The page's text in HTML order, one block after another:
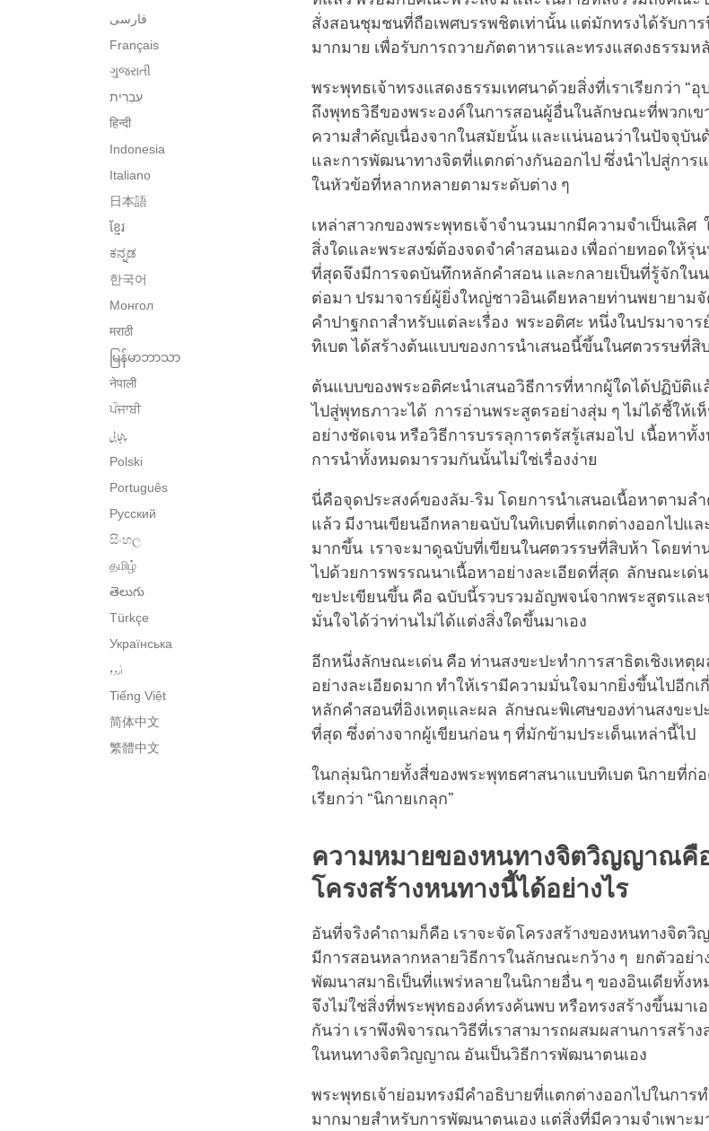
فارسی
Français
ગુજરાતી
हिन्दी
Indonesia
Italiano
日本語
ខ្មែរ
ಕನ್ನಡ
한국어
Монгол
मराठी
မြန်မာဘာသာ
नेपाली
ਪੰਜਾਬੀ
پنجابی
Polski
Português
Русский
සිංහල
தமிழ்
తెలుగు
Türkçe
Українська
اُردو
Tiếng Việt
简体中文
繁體中文
สั่งสอนชุมชนที่ถือเพศบรรพชิตเท่านั้น แต่มักทรงได้รับกา
มากมาย เพื่อรับการถวายภัตตาหารและทรงแสดงธรรมห
พระพุทธเจ้าทรงแสดงธรรมเทศนาด้วยสิ่งที่เราเรียกว่า “
ถึงพุทธวิธีของพระองค์ในการสอนผู้อื่นในลักษณะที่พวกเข
ความสำคัญเนื่องจากในสมัยนั้น และแน่นอนว่าในปัจจุบั
และการพัฒนาทางจิตที่แตกต่างกันออกไป ซึ่งนำไปสู่การ
ในหัวข้อที่หลากหลายตามระดับต่าง ๆ
เหล่าสาวกของพระพุทธเจ้าจำนวนมากมีความจำเป็นเลิ
สิ่งใดและพระสงฆ์ต้องจดจำคำสอนเอง เพื่อถ่ายทอดให้รุ่
ที่สุดจึงมีการจดบันทึกหลักคำสอน และกลายเป็นที่รู้จักใน
ต่อมา ปรมาจารย์ผู้ยิ่งใหญ่ชาวอินเดียหลายท่านพยายามจั
คำปาฐกถาสำหรับแต่ละเรื่อง พระอติศะ หนึ่งในปรมาจาร
ทิเบต ได้สร้างต้นแบบของการนำเสนอนี้ขึ้นในศตวรรษที่สิ
ต้นแบบของพระอติศะนำเสนอวิธีการที่หากผู้ใดได้ปฏิบัติ
ไปสู่พุทธภาวะได้ การอ่านพระสูตรอย่างสุ่ม ๆ ไม่ได้ชี้ให้เ
อย่างชัดเจน หรือวิธีการบรรลุการตรัสรู้เสมอไป เนื้อหาทั้
การนำทั้งหมดมารวมกันนั้นไม่ใช่เรื่องง่าย
นี่คือจุดประสงค์ของลัม-ริม โดยการนำเสนอเนื้อหาตามล
แล้ว มีงานเขียนอีกหลายฉบับในทิเบตที่แตกต่างออกไปแ
มากขึ้น เราจะมาดูฉบับที่เขียนในศตวรรษที่สิบห้า โดยท่า
ไปด้วยการพรรณนาเนื้อหาอย่างละเอียดที่สุด ลักษณะเด่
ขะปะเขียนขึ้น คือ ฉบับนี้รวบรวมอัญพจน์จากพระสูตรและ
มั่นใจได้ว่าท่านไม่ได้แต่งสิ่งใดขึ้นมาเอง
อีกหนึ่งลักษณะเด่น คือ ท่านสงขะปะทำการสาธิตเชิงเหตุ
อย่างละเอียดมาก ทำให้เรามีความมั่นใจมากยิ่งขึ้นไปอีก
หลักคำสอนที่อิงเหตุและผล ลักษณะพิเศษของท่านสงขะป
ที่สุด ซึ่งต่างจากผู้เขียนก่อน ๆ ที่มักข้ามประเด็นเหล่านี้ไป
ในกลุ่มนิกายทั้งสี่ของพระพุทธศาสนาแบบทิเบต นิกายที่ก่
เรียกว่า “นิกายเกลุก”
ความหมายของหนทางจิตวิญญาณคื
โครงสร้างหนทางนี้ได้อย่างไร
อันที่จริงคำถามก็คือ เราจะจัดโครงสร้างของหนทางจิต
มีการสอนหลากหลายวิธีการในลักษณะกว้าง ๆ ยกตัวอย่า
พัฒนาสมาธิเป็นที่แพร่หลายในนิกายอื่น ๆ ของอินเดียทั้งห
จึงไม่ใช่สิ่งที่พระพุทธองค์ทรงค้นพบ หรือทรงสร้างขึ้นมาเ
กันว่า เราพึงพิจารณาวิธีที่เราสามารถผสมผสานการสร้า
ในหนทางจิตวิญญาณ อันเป็นวิธีการพัฒนาตนเอง
พระพุทธเจ้าย่อมทรงมีคำอธิบายที่แตกต่างออกไปในการท
มากมายสำหรับการพัฒนาตนเอง แต่สิ่งที่มีความจำเพาะม